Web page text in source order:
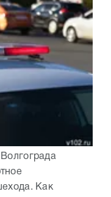
Как